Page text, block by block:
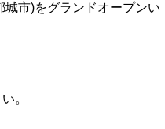
城市)をグランドオープンい
。